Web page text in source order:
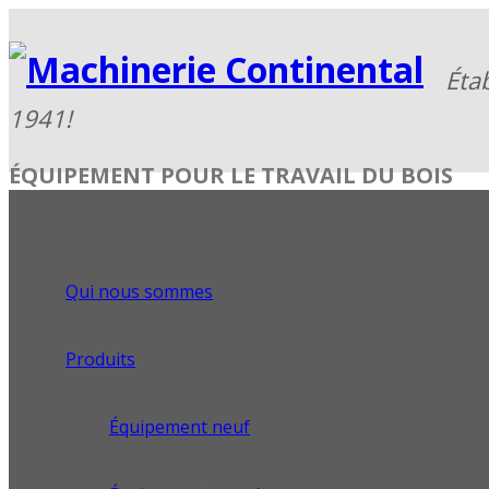
ÉQUIPEMENT POUR LE TRAVAIL DU BOIS
Qui nous sommes
Produits
Équipement neuf